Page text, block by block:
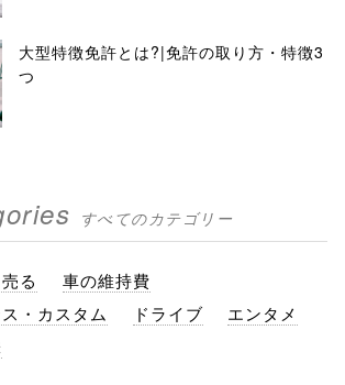
大型特徴免許とは?|免許の取り方・特徴3
つ
すべてのカテゴリー
る
車の維持費
・カスタム
ドライブ
エンタメ